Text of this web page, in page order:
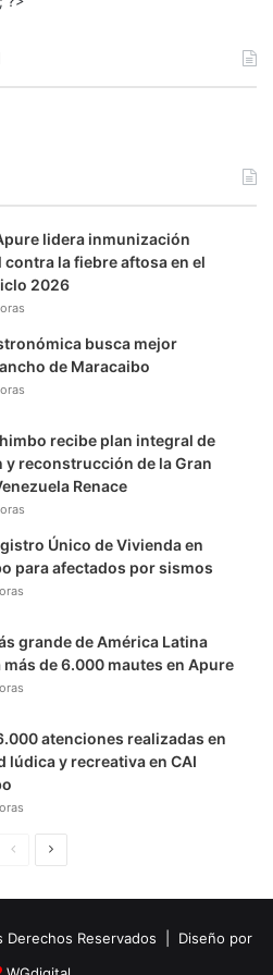
lidera inmunización
contra la fiebre aftosa en el
2026
busca mejor
de Maracaibo
recibe plan integral de
y reconstrucción de la Gran
Renace
Único de Vivienda en
para afectados por sismos
grande de América Latina
de 6.000 mautes en Apure
atenciones realizadas en
lúdica y recreativa en CAI
i
n
u
i
Derechos Reservados | Diseño por